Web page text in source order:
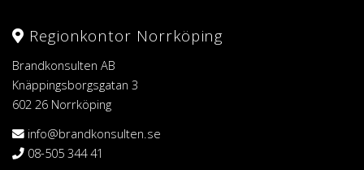
Regionkontor Norrköping
Brandkonsulten AB
Knäppingsborgsgatan 3
602 26 Norrköping
info@brandkonsulten.se
08-505 344 41